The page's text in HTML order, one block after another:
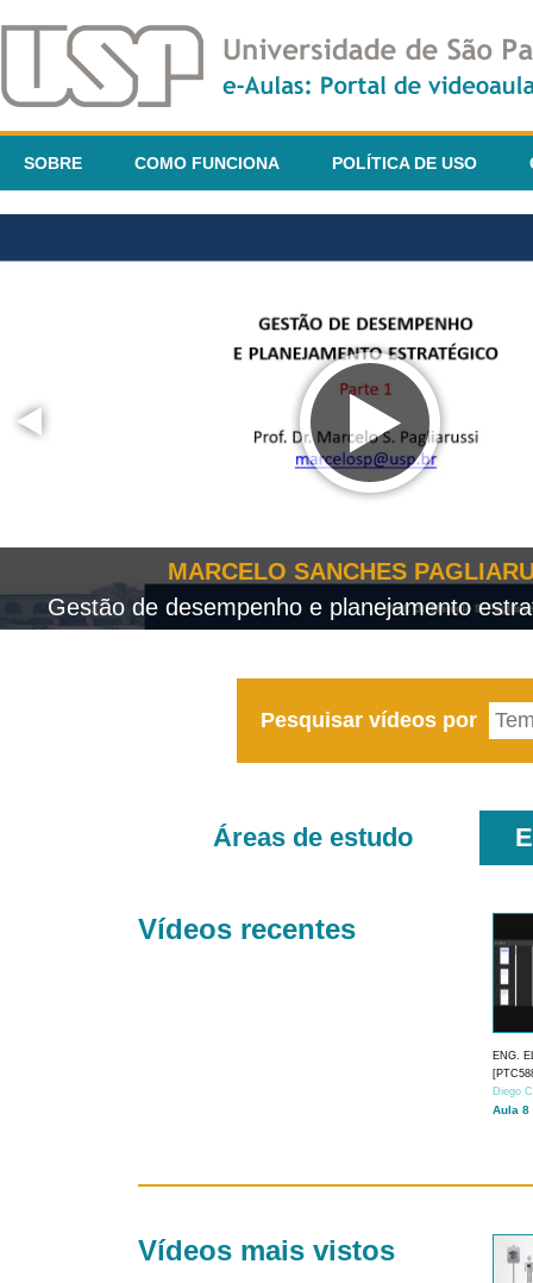
SOBRE COMO FUNCIONA POLÍTICA DE USO
MARCELO SANCHES
Gestão de desempenho e planejamento
Pesquisar vídeos por
Áreas de estudo
Vídeos recentes
ENG.
Diego
Aula 8
Vídeos mais vistos